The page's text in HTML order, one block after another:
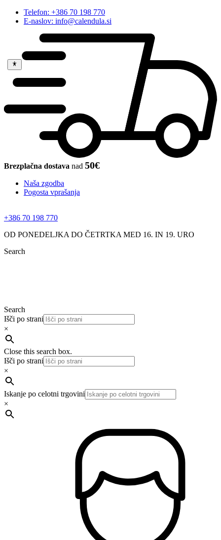
Telefon: +386 70 198 770
E-naslov: info@calendula.si
Brezplačna dostava nad 50€
Naša zgodba
Pogosta vprašanja
+386 70 198 770
OD PONEDELJKA DO ČETRTKA MED 16. IN 19. URO
Search
Search
Išči po strani
×
Close this search box.
Išči po strani
×
Iskanje po celotni trgovini
×